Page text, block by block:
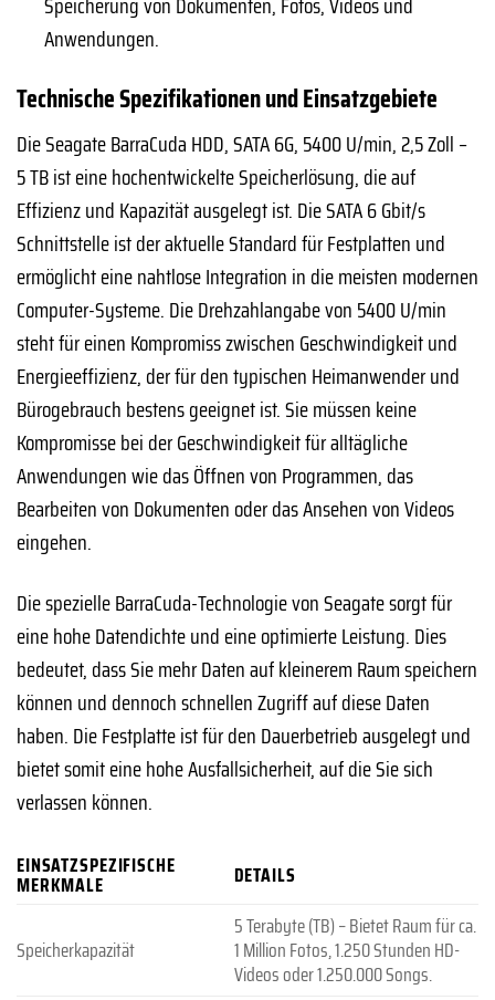
Anwendungen.
Technische Spezifikationen und Einsatzgebiete
Die Seagate BarraCuda HDD, SATA 6G, 5400 U/min, 2,5 Zoll –
5 TB ist eine hochentwickelte Speicherlösung, die auf
Effizienz und Kapazität ausgelegt ist. Die SATA 6 Gbit/s
Schnittstelle ist der aktuelle Standard für Festplatten und
ermöglicht eine nahtlose Integration in die meisten modernen
Computer-Systeme. Die Drehzahlangabe von 5400 U/min
steht für einen Kompromiss zwischen Geschwindigkeit und
Energieeffizienz, der für den typischen Heimanwender und
Bürogebrauch bestens geeignet ist. Sie müssen keine
Kompromisse bei der Geschwindigkeit für alltägliche
Anwendungen wie das Öffnen von Programmen, das
Bearbeiten von Dokumenten oder das Ansehen von Videos
eingehen.
Die spezielle BarraCuda-Technologie von Seagate sorgt für
eine hohe Datendichte und eine optimierte Leistung. Dies
bedeutet, dass Sie mehr Daten auf kleinerem Raum speichern
können und dennoch schnellen Zugriff auf diese Daten
haben. Die Festplatte ist für den Dauerbetrieb ausgelegt und
bietet somit eine hohe Ausfallsicherheit, auf die Sie sich
verlassen können.
EINSATZSPEZIFISCHE
MERKMALE DETAILS
Speicherkapazität
5 Terabyte (TB) – Bietet Raum für ca.
1 Million Fotos, 1.250 Stunden HD-
Videos oder 1.250.000 Songs.